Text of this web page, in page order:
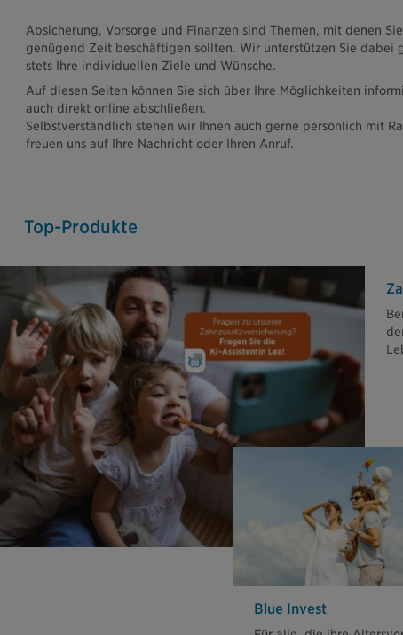
Absicherung, Vorsorge und Finanzen sind Themen, mit denen
genügend Zeit beschäftigen sollten. Wir unterstützen Sie dabei
stets Ihre individuellen Ziele und Wünsche.
Auf diesen Seiten können Sie sich über Ihre Möglichkeiten
auch direkt online abschließen.
Selbstverständlich stehen wir Ihnen auch gerne persönlich mit
freuen uns auf Ihre Nachricht oder Ihren Anruf.
Top-Produkte
Blue Invest